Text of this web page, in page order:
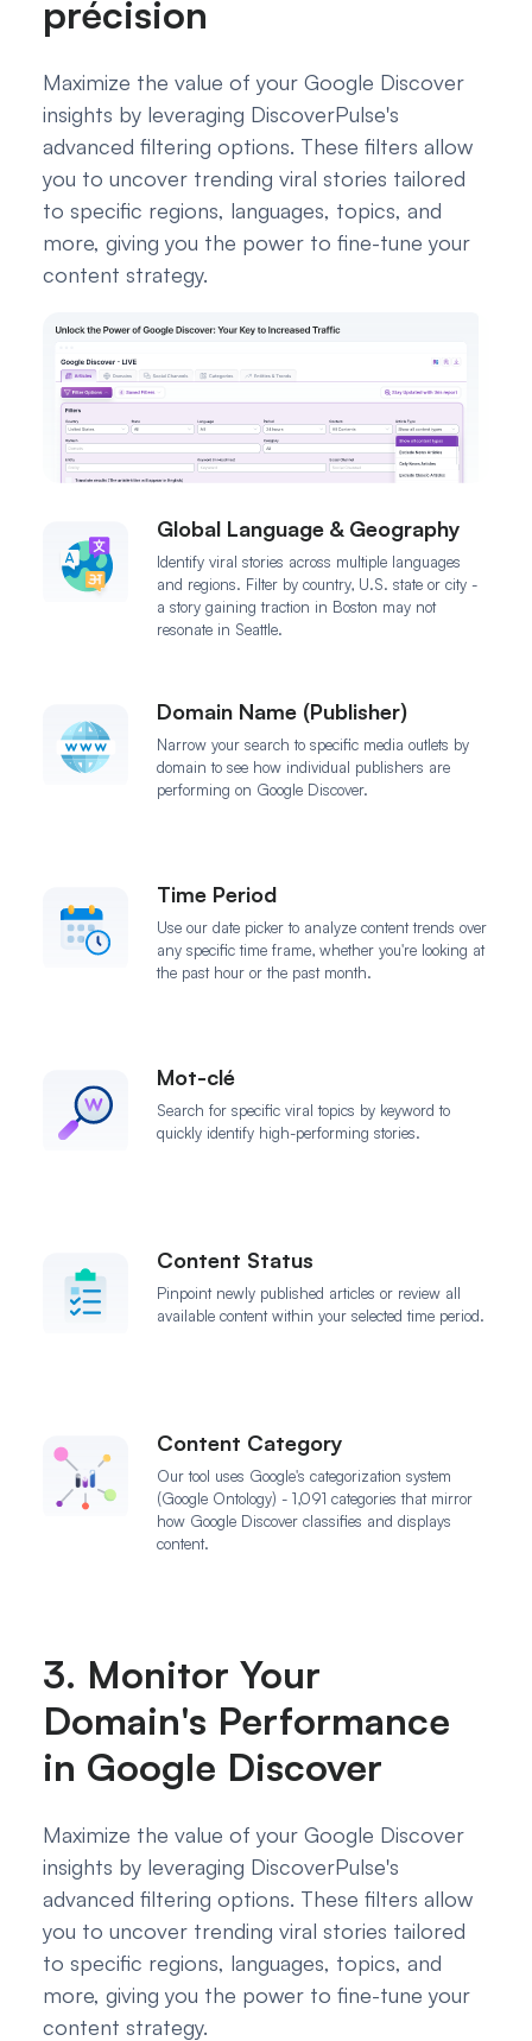
précision
Maximize the value of your Google Discover
insights by leveraging DiscoverPulse's
advanced filtering options. These filters allow
you to uncover trending viral stories tailored
to specific regions, languages, topics, and
more, giving you the power to fine-tune your
content strategy.
Global Language & Geography
Identify viral stories across multiple languages
and regions. Filter by country, U.S. state or city -
a story gaining traction in Boston may not
resonate in Seattle.
Domain Name (Publisher)
Narrow your search to specific media outlets by
domain to see how individual publishers are
performing on Google Discover.
Time Period
Use our date picker to analyze content trends over
any specific time frame, whether you're looking at
the past hour or the past month.
Mot-clé
Search for specific viral topics by keyword to
quickly identify high-performing stories.
Content Status
Pinpoint newly published articles or review all
available content within your selected time period.
Content Category
Our tool uses Google's categorization system
(Google Ontology) - 1,091 categories that mirror
how Google Discover classifies and displays
content.
3. Monitor Your
Domain's Performance
in Google Discover
Maximize the value of your Google Discover
insights by leveraging DiscoverPulse's
advanced filtering options. These filters allow
you to uncover trending viral stories tailored
to specific regions, languages, topics, and
more, giving you the power to fine-tune your
content strategy.